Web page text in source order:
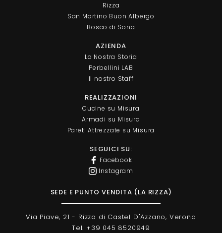
Rizza
San Martino Buon Albergo
Bosco di Sona
AZIENDA
La Nostra Storia
Perbellini LAB
Il nostro Staff
REALIZZAZIONI
Cucine su Misura
Armadi su Misura
Pareti Attrezzate su Misura
SEGUICI SU:
Facebook
Instagram
SEDE E PUNTO VENDITA (LA RIZZA)
Via Piave, 21 - Rizza di Castel D'Azzano, Verona
Tel. +39 045 8520949